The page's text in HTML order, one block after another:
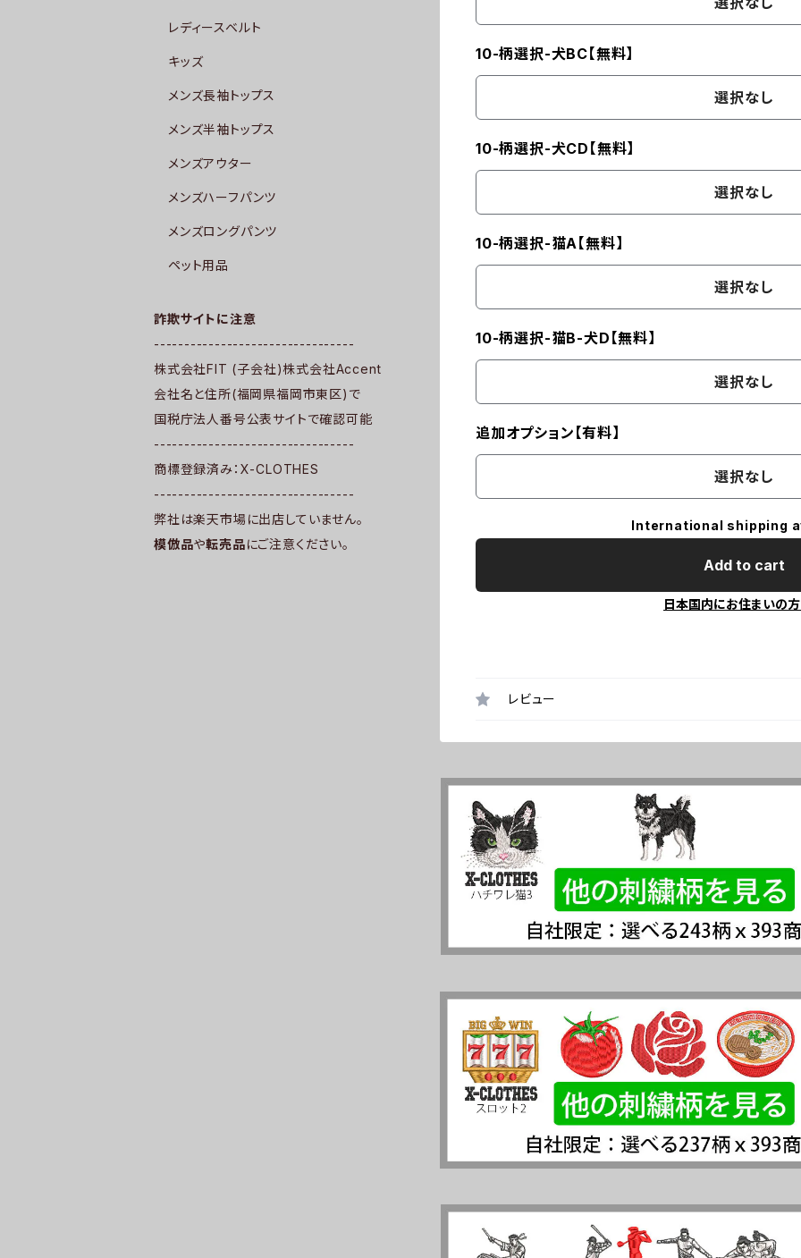
10-柄選択-犬BC【無料】
選択なし
10-柄選択-犬CD【無料】
選択なし
10-柄選択-猫A【無料】
選択なし
10-柄選択-猫B-犬D【無料】
選択なし
追加オプション【有料】
選択なし
International shipping
Add to cart
日本国内にお住まいの
レビュー
レディースベルト
キッズ
メンズ長袖トップス
メンズ半袖トップス
メンズアウター
メンズハーフパンツ
メンズロングパンツ
ペット用品
詐欺サイトに注意
---------------------------------
株式会社FIT (子会社)株式会社Accent
会社名と住所(福岡県福岡市東区)で
国税庁法人番号公表サイトで確認可能
---------------------------------
商標登録済み：X-CLOTHES
---------------------------------
弊社は楽天市場に出店していません。
模倣品や転売品にご注意ください。